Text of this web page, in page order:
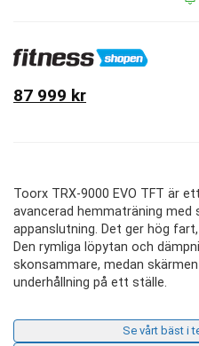
87 999 kr
Toorx TRX-9000 EVO TFT är
avancerad hemmaträning
appanslutning. Det ger hög
Den rymliga löpytan och
skonsammare, medan
underhållning på ett ställe.
Se vårt bäst i